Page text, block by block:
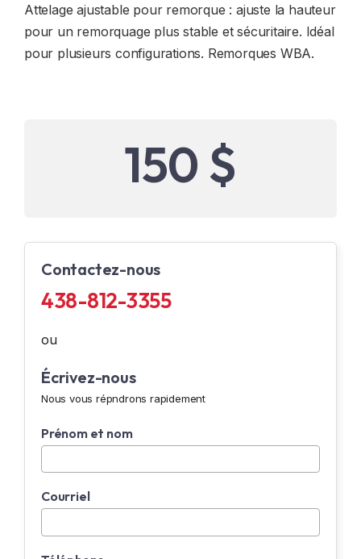
Attelage ajustable pour remorque : ajuste la hauteur
pour un remorquage plus stable et sécuritaire. Idéal
pour plusieurs configurations. Remorques WBA.
150 $
Contactez-nous
438-812-3355
ou
Écrivez-nous
Nous vous répndrons rapidement
Prénom et nom
Courriel